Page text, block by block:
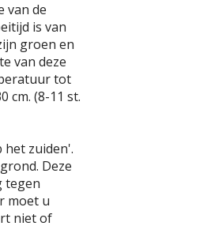
van de
is van
groen en
van deze
tot
cm. (8-11 st.
het zuiden'.
Deze
tegen
moet u
niet of